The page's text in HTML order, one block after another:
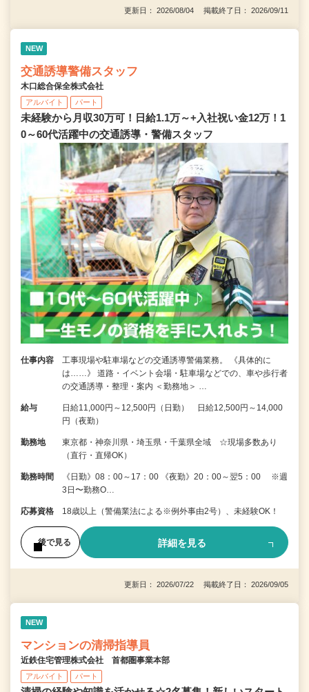
更新日： 2026/08/04 掲載終了日： 2026/09/11
NEW
交通誘導警備スタッフ
木口総合保全株式会社
アルバイト パート
未経験から月収30万可！日給1.1万～+入社祝い金12万！1
0～60代活躍中の交通誘導・警備スタッフ
仕事内容
工事現場や駐車場などの交通誘導警備業務。 《具体的に
は……》 道路・イベント会場・駐車場などでの、車や歩行者
の交通誘導・整理・案内 ＜勤務地＞ …
給与
日給11,000円～12,500円（日勤） 日給12,500円～14,000
円（夜勤）
勤務地
東京都・神奈川県・埼玉県・千葉県全域 ☆現場多数あり
（直行・直帰OK）
勤務時間
《日勤》08：00～17：00 《夜勤》20：00～翌5：00 ※週
3日〜勤務O…
応募資格 18歳以上（警備業法による※例外事由2号）、未経験OK！
後で見る 詳細を見る
更新日： 2026/07/22 掲載終了日： 2026/09/05
NEW
マンションの清掃指導員
近鉄住宅管理株式会社 首都圏事業本部
アルバイト パート